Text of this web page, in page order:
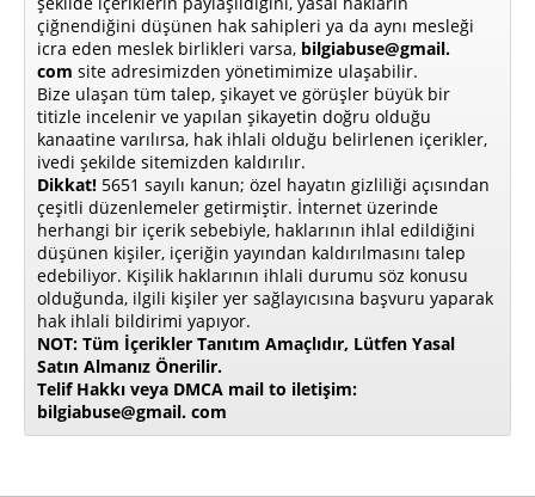
çiğnendiğini düşünen hak sahipleri ya da aynı mesleği
icra eden meslek birlikleri varsa, bilgiabuse@gmail.
com site adresimizden yönetimimize ulaşabilir.
Bize ulaşan tüm talep, şikayet ve görüşler büyük bir
titizle incelenir ve yapılan şikayetin doğru olduğu
kanaatine varılırsa, hak ihlali olduğu belirlenen içerikler,
ivedi şekilde sitemizden kaldırılır.
Dikkat! 5651 sayılı kanun; özel hayatın gizliliği açısından
çeşitli düzenlemeler getirmiştir. İnternet üzerinde
herhangi bir içerik sebebiyle, haklarının ihlal edildiğini
düşünen kişiler, içeriğin yayından kaldırılmasını talep
edebiliyor. Kişilik haklarının ihlali durumu söz konusu
olduğunda, ilgili kişiler yer sağlayıcısına başvuru yaparak
hak ihlali bildirimi yapıyor.
NOT: Tüm İçerikler Tanıtım Amaçlıdır, Lütfen Yasal
Satın Almanız Önerilir.
Telif Hakkı veya DMCA mail to iletişim:
bilgiabuse@gmail. com